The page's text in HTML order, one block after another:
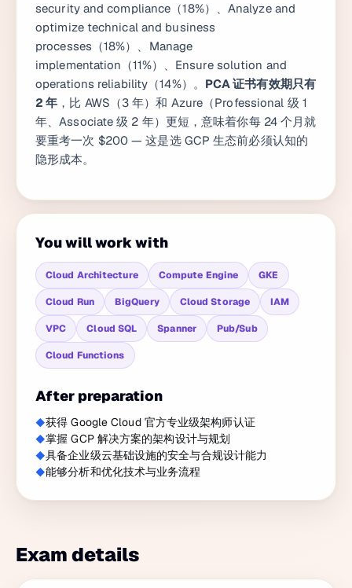
security and compliance（18%）、Analyze and
optimize technical and business
processes（18%）、Manage
implementation（11%）、Ensure solution and
operations reliability（14%）。 PCA 证书有效期只有
2 年 ，比 AWS（3 年）和 Azure（Professional 级 1
年、Associate 级 2 年）更短，意味着你每 24 个月就
要重考一次 $200 — 这是选 GCP 生态前必须认知的
隐形成本。
You will work with
Cloud Architecture Compute Engine GKE
Cloud Run BigQuery Cloud Storage IAM
VPC Cloud SQL Spanner Pub/Sub
Cloud Functions
After preparation
获得 Google Cloud 官方专业级架构师认证
掌握 GCP 解决方案的架构设计与规划
具备企业级云基础设施的安全与合规设计能力
能够分析和优化技术与业务流程
Exam details